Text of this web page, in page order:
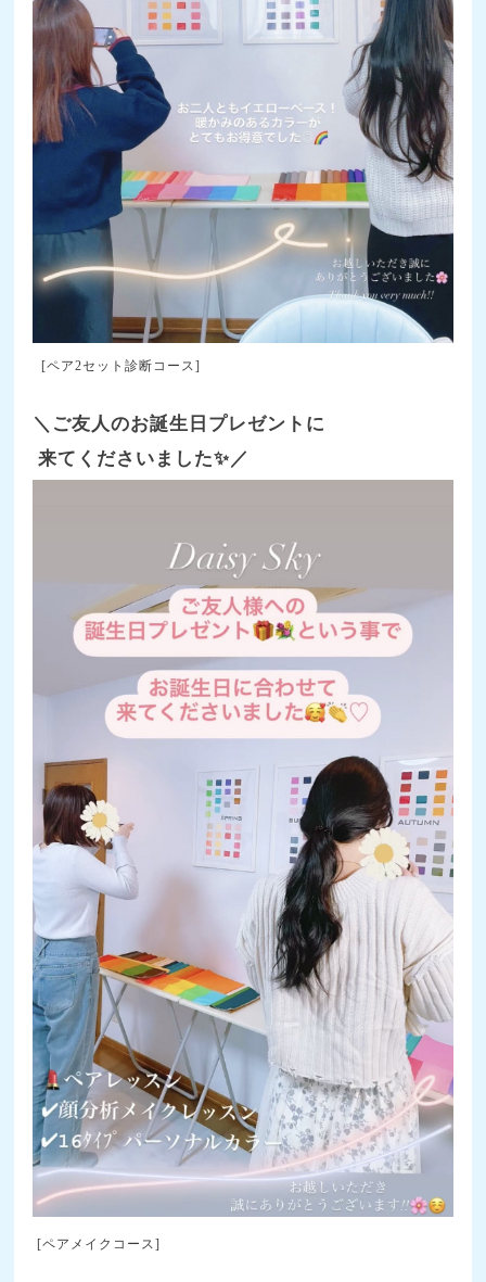
[ペア2セット診断コース]
＼ご友人のお誕生日プレゼントに
来てくださいました✨／
[ペアメイクコース]